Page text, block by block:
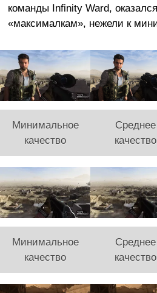
команды Infinity Ward,
«максималкам», нежели к
Минимальное
качество
Среднее
качество
Минимальное
качество
Среднее
качество